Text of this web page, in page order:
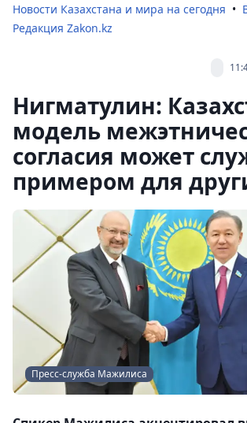
Новости Казахстана и мира на сегодня
Редакция Zakon.kz
Нигматулин:
модель
согласия может
примером для
Пресс-служба Мажилиса